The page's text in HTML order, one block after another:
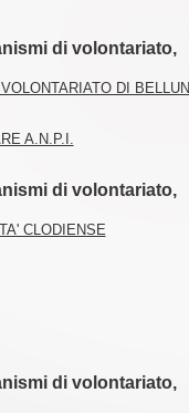
di volontariato,
DI
A.N.P.I.
di volontariato,
CLODIENSE
di volontariato,